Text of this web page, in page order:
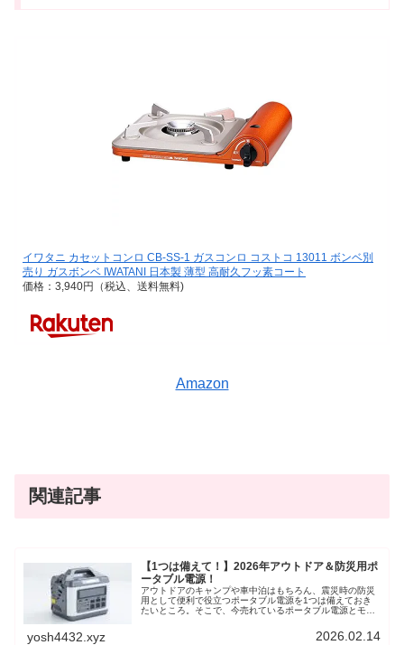
イワタニ カセットコンロ CB-SS-1 ガスコンロ コストコ 13011 ボンベ別
売り ガスボンベ IWATANI 日本製 薄型 高耐久フッ素コート
価格：3,940円（税込、送料無料)
Amazon
関連記事
【1つは備えて！】2026年アウトドア＆防災用ポ
ータブル電源！
アウトドアのキャンプや車中泊はもちろん、震災時の防災
用として便利で役立つポータブル電源を1つは備えておき
たいところ。そこで、今売れているポータブル電源とモバ
yosh4432.xyz 2026.02.14